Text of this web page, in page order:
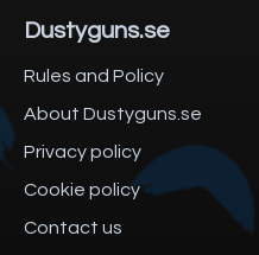
Dustyguns.se
Rules and Policy
About Dustyguns.se
Privacy policy
Cookie policy
Contact us